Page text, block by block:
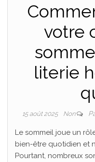
votre
literie
15 août 2025 Non
Le sommeil joue un
bien-être quotidien et
Pourtant, nombreux